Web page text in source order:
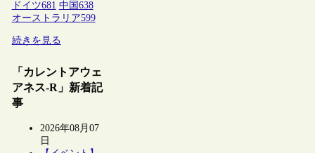
ドイツ681 中国638
オーストラリア599
続きを見る
「カレントアウェ
アネス-R」新着記
事
2026年08月07
日